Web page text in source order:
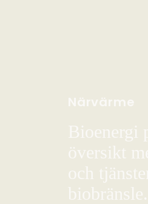
Närvärme
Bioenergi
översikt
och
biobränsle.